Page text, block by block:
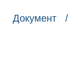
Документ /